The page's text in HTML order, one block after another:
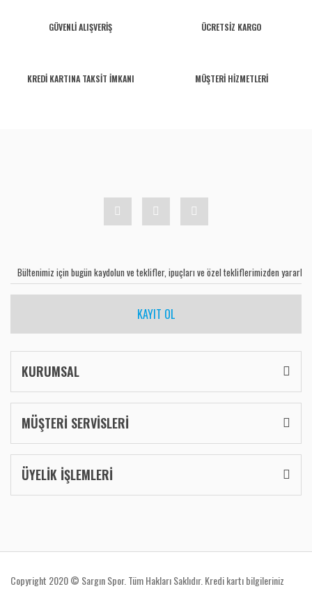
GÜVENLİ ALIŞVERİŞ ÜCRETSİZ KARGO
KREDİ KARTINA TAKSİT İMKANI MÜŞTERİ HİZMETLERİ
KAYIT OL
KURUMSAL
MÜŞTERİ SERVİSLERİ
ÜYELİK İŞLEMLERİ
Copyright 2020 © Sargın Spor. Tüm Hakları Saklıdır. Kredi kartı bilgileriniz